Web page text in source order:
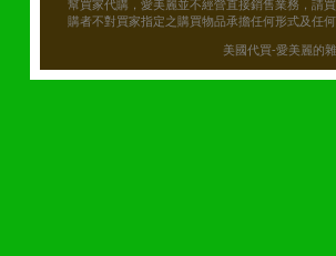
幫買家代購，愛美麗並不經營直接銷售業務，請
購者不對買家指定之購買物品承擔任何形式及任
美國代買-愛美麗的